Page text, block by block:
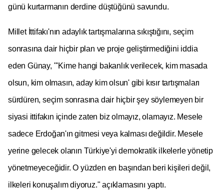
günü kurtarmanın derdine düştüğünü savundu.
Millet İttifakı'nın adaylık tartışmalarına sıkıştığını, seçim
sonrasına dair hiçbir plan ve proje geliştirmediğini iddia
eden Günay, "'Kime hangi bakanlık verilecek, kim masada
olsun, kim olmasın, aday kim olsun' gibi kısır tartışmaları
sürdüren, seçim sonrasına dair hiçbir şey söylemeyen bir
siyasi ittifakın içinde zaten biz olmayız, olamayız. Mesele
sadece Erdoğan'ın gitmesi veya kalması değildir. Mesele
yerine gelecek olanın Türkiye'yi demokratik ilkelerle yönetip
yönetmeyeceğidir. O yüzden en başından beri kişileri değil,
ilkeleri konuşalım diyoruz." açıklamasını yaptı.